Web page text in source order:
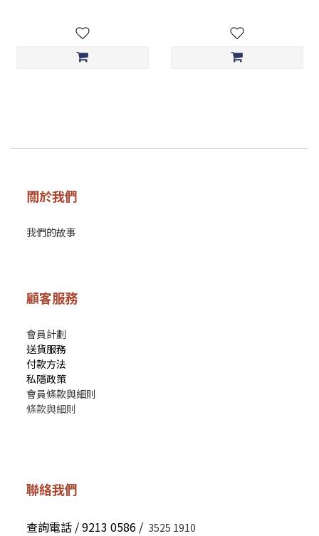
關於我們
我們的故事
顧客服務
會員計劃
送貨服務
付款方法
私隱政策
會員條款與細則
條款與細則
聯絡我們
查詢電話 / 9213 0586 / 3525 1910